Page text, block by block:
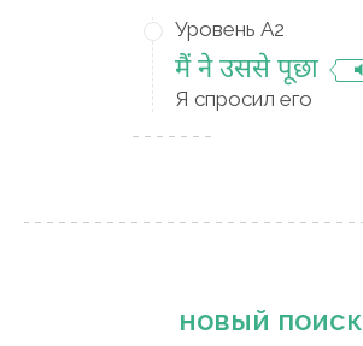
Уровень A2
मैं ने उससे पूछा
Я спросил его
новый поиск